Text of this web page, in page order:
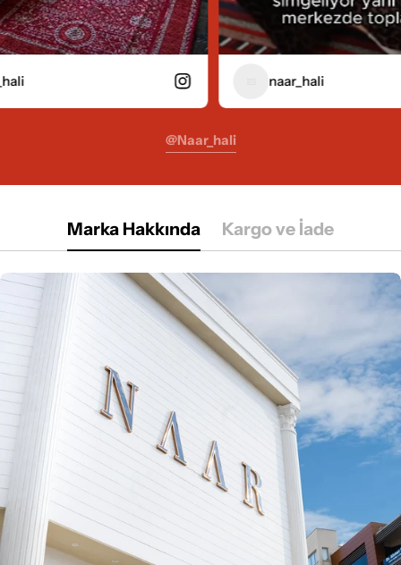
naar_hali
@naar_hali
Marka Hakkında Kargo ve İade